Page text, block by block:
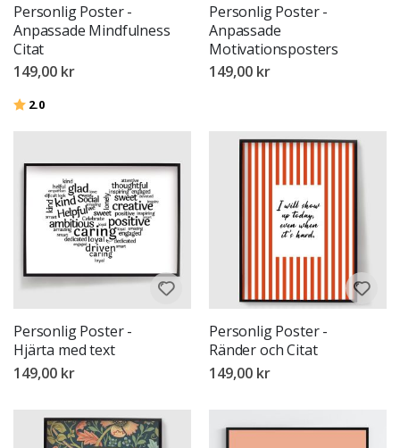
Personlig Poster -
Anpassade Mindfulness
Citat
149,00 kr
Betyg:
2.0
Personlig Poster -
Anpassade
Motivationsposters
149,00 kr
Personlig Poster -
Hjärta med text
149,00 kr
Personlig Poster -
Ränder och Citat
149,00 kr